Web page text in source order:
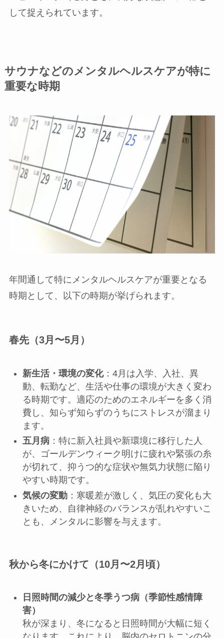
して捉えられています。
サウナなどのメンタルヘルスケアが特に
重要な時期
年間通して特にメンタルヘルスケアが重要となる
時期として、以下の時期が挙げられます。
春先（3月〜5月）
新生活・環境の変化：4月は入学、入社、異
動、転勤など、生活や仕事の環境が大きく変わ
る時期です。適応のためのエネルギーを多く消
費し、知らず知らずのうちにストレスが溜まり
ます。
五月病：特に新入社員や新環境に移行した人
が、ゴールデンウィーク明けに疲れや緊張の糸
が切れて、抑うつ的な症状や無気力状態に陥り
やすい時期です。
気候の変動：寒暖差が激しく、気圧の変化も大
きいため、自律神経のバランスが乱れやすいこ
とも、メンタルに影響を与えます。
秋から冬にかけて（10月〜2月頃）
日照時間の減少と冬季うつ病（季節性感情障
害）
秋が深まり、冬になると日照時間が大幅に短く